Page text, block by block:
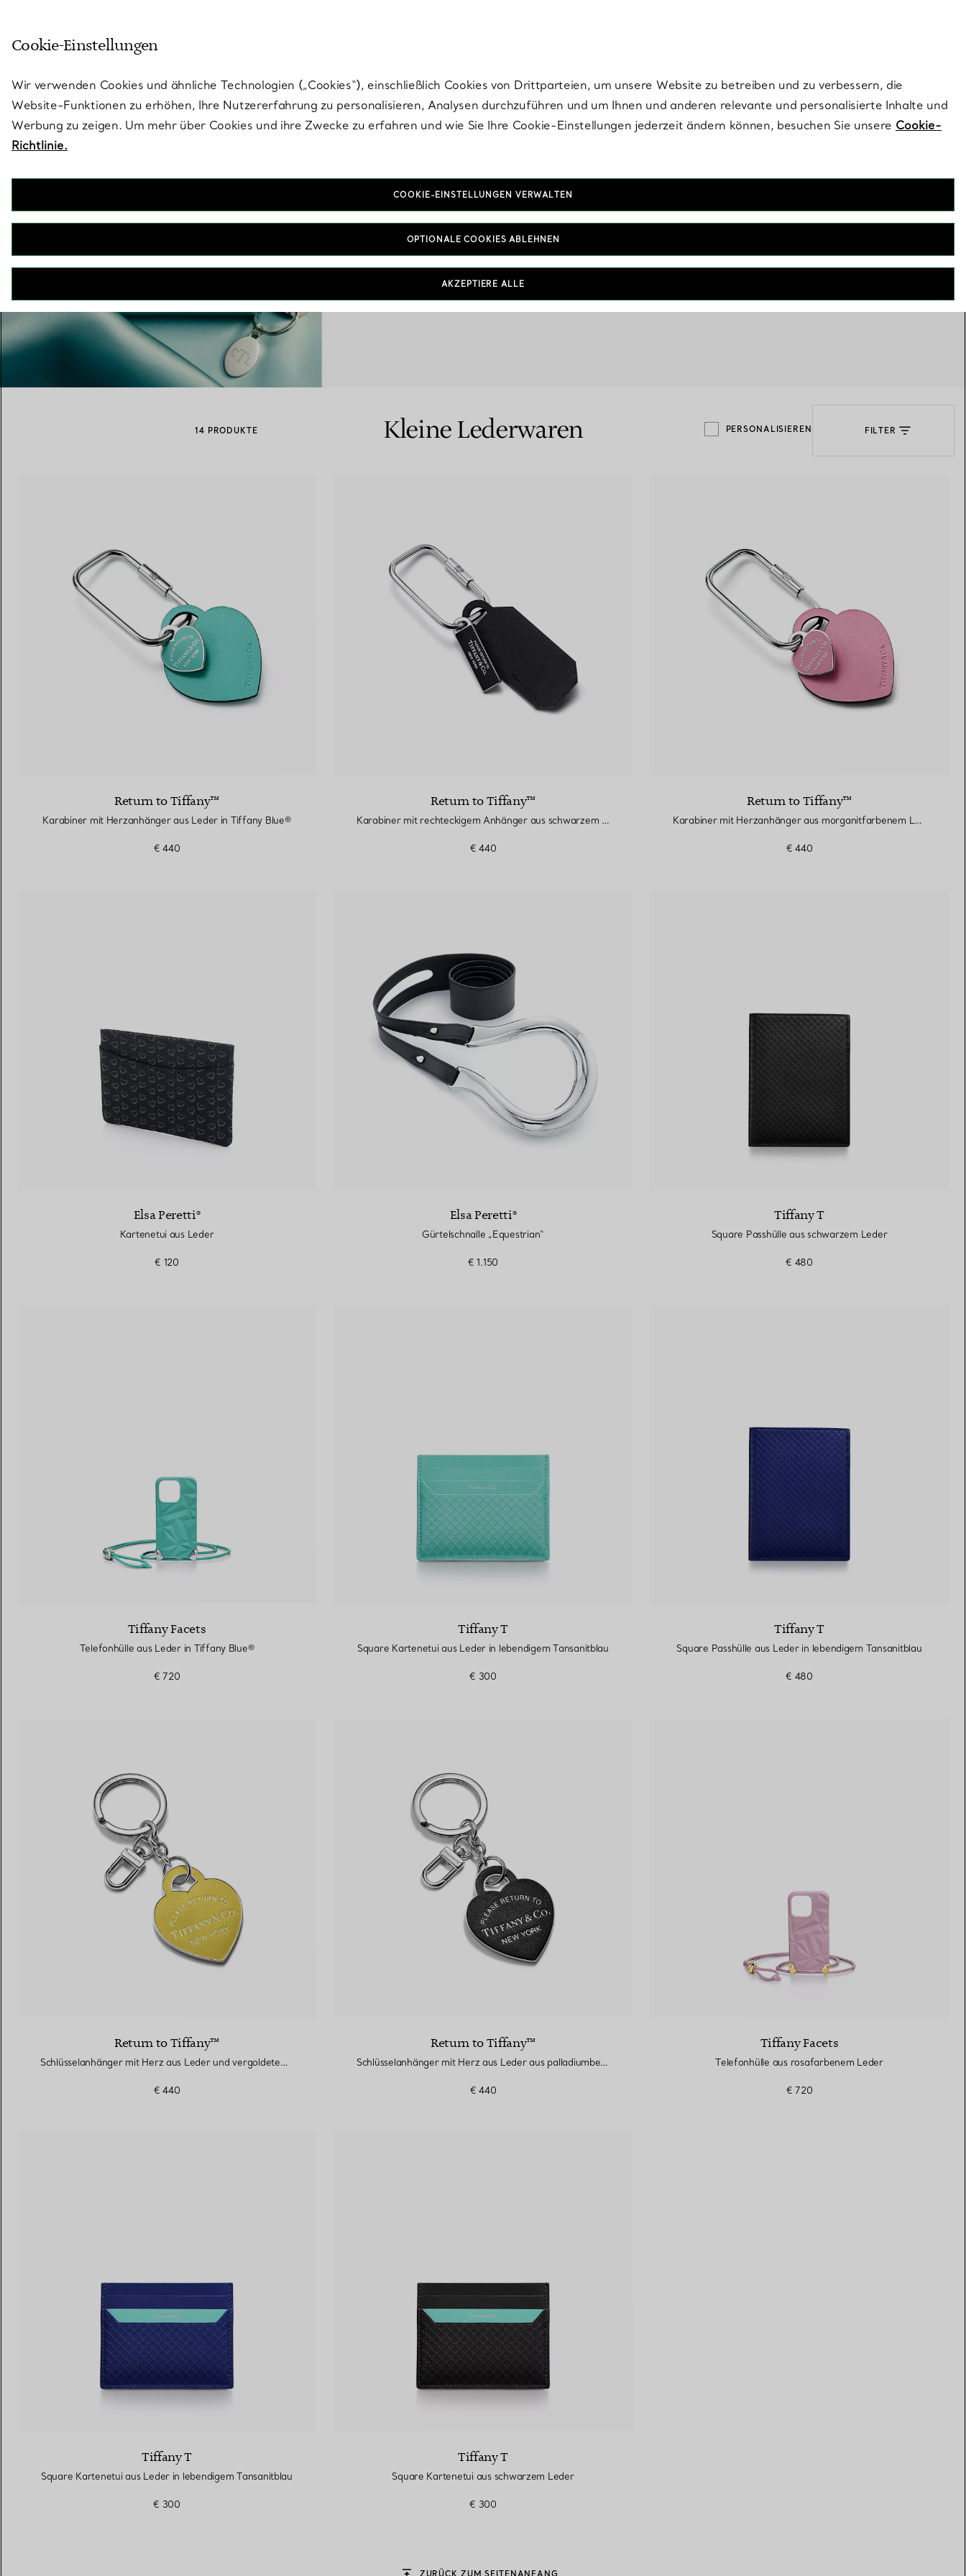
Eheringe für Damen Eheringe für Herren
mit einem Tiffany-Diamantenexperten.
Kleine Lederwaren
Tiffany & Co. kleine Lederwaren werden aus feinstem, verantwortungsbewusst
bezogenem Leder gefertigt. Von Kartenetuis und Portemonnaies bis hin zu Beuteln,
14 PRODUKTE Kleine Lederwaren PERSONALISIEREN FILTER
Return to Tiffany™
Karabiner mit Herzanhänger aus Leder in Tiffany Blue®
€ 440
Return to Tiffany™
Karabiner mit rechteckigem Anhänger aus schwarzem Leder
€ 440
Return to Tiffany™
Karabiner mit Herzanhänger aus morganitfarbenem Leder
€ 440
Elsa Peretti®
Kartenetui aus Leder
€ 120
Elsa Peretti®
Gürtelschnalle „Equestrian“
€ 1.150
Tiffany T
Square Passhülle aus schwarzem Leder
€ 480
Tiffany Facets
Telefonhülle aus Leder in Tiffany Blue®
€ 720
Tiffany T
Square Kartenetui aus Leder in lebendigem Tansanitblau
€ 300
Tiffany T
Square Passhülle aus Leder in lebendigem Tansanitblau
€ 480
Return to Tiffany™
Schlüsselanhänger mit Herz aus Leder und vergoldetem Messing
€ 440
Return to Tiffany™
Schlüsselanhänger mit Herz aus Leder aus palladiumbeschichtetem Messing
€ 440
Tiffany Facets
Telefonhülle aus rosafarbenem Leder
€ 720
Tiffany T
Square Kartenetui aus Leder in lebendigem Tansanitblau
€ 300
Tiffany T
Square Kartenetui aus schwarzem Leder
€ 300
ZURÜCK ZUM SEITENANFANG
Cookie-Einstellungen
Wir verwenden Cookies und ähnliche Technologien („Cookies“), einschließlich Cookies von Drittparteien, um unsere Website zu betreiben und zu verbessern, die
Website-Funktionen zu erhöhen, Ihre Nutzererfahrung zu personalisieren, Analysen durchzuführen und um Ihnen und anderen relevante und personalisierte Inhalte und
Werbung zu zeigen. Um mehr über Cookies und ihre Zwecke zu erfahren und wie Sie Ihre Cookie-Einstellungen jederzeit ändern können, besuchen Sie unsere Cookie-
Richtlinie.
COOKIE-EINSTELLUNGEN VERWALTEN
OPTIONALE COOKIES ABLEHNEN
AKZEPTIERE ALLE